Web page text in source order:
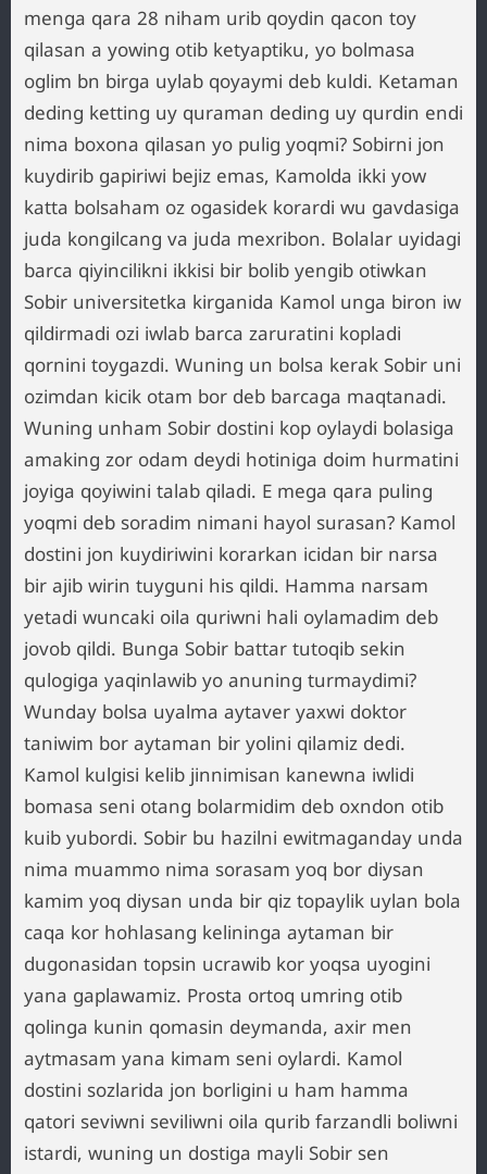
menga qara 28 niham urib qoydin qacon toy
qilasan a yowing otib ketyaptiku, yo bolmasa
oglim bn birga uylab qoyaymi deb kuldi. Ketaman
deding ketting uy quraman deding uy qurdin endi
nima boxona qilasan yo pulig yoqmi? Sobirni jon
kuydirib gapiriwi bejiz emas, Kamolda ikki yow
katta bolsaham oz ogasidek korardi wu gavdasiga
juda kongilcang va juda mexribon. Bolalar uyidagi
barca qiyincilikni ikkisi bir bolib yengib otiwkan
Sobir universitetka kirganida Kamol unga biron iw
qildirmadi ozi iwlab barca zaruratini kopladi
qornini toygazdi. Wuning un bolsa kerak Sobir uni
ozimdan kicik otam bor deb barcaga maqtanadi.
Wuning unham Sobir dostini kop oylaydi bolasiga
amaking zor odam deydi hotiniga doim hurmatini
joyiga qoyiwini talab qiladi. E mega qara puling
yoqmi deb soradim nimani hayol surasan? Kamol
dostini jon kuydiriwini korarkan icidan bir narsa
bir ajib wirin tuyguni his qildi. Hamma narsam
yetadi wuncaki oila quriwni hali oylamadim deb
jovob qildi. Bunga Sobir battar tutoqib sekin
qulogiga yaqinlawib yo anuning turmaydimi?
Wunday bolsa uyalma aytaver yaxwi doktor
taniwim bor aytaman bir yolini qilamiz dedi.
Kamol kulgisi kelib jinnimisan kanewna iwlidi
bomasa seni otang bolarmidim deb oxndon otib
kuib yubordi. Sobir bu hazilni ewitmaganday unda
nima muammo nima sorasam yoq bor diysan
kamim yoq diysan unda bir qiz topaylik uylan bola
caqa kor hohlasang kelininga aytaman bir
dugonasidan topsin ucrawib kor yoqsa uyogini
yana gaplawamiz. Prosta ortoq umring otib
qolinga kunin qomasin deymanda, axir men
aytmasam yana kimam seni oylardi. Kamol
dostini sozlarida jon borligini u ham hamma
qatori seviwni seviliwni oila qurib farzandli boliwni
istardi, wuning un dostiga mayli Sobir sen